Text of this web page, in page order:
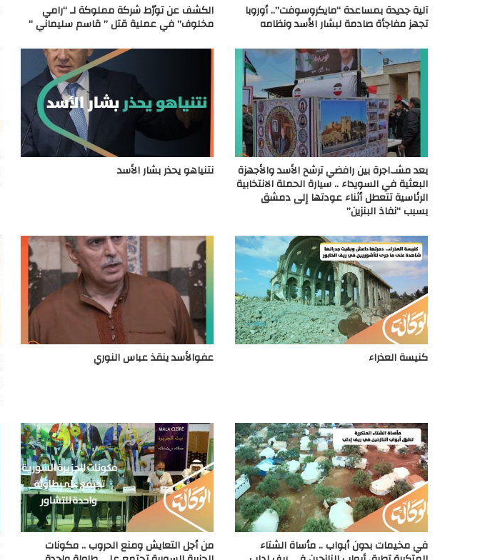
آلية جديدة بمساعدة “مايكروسوفت”.. أوروبا
تجهز مفاجأة صادمة لبشار الأسد ونظامه
الكشف عن تورّط شركة مملوكة لـ “رامي
مخلوف” في عملية قتل ” قاسم سليماني “
بعد مشـ.اجرة بين رافضي ترشح الأسد والأجهزة
البعثية في السويداء .. سيارة الحملة الانتخابية
الرئاسية تتعطل أثناء عودتها إلى دمشق
بسبب “نفاذ البنزين”
نتنياهو يحذر بشار الأسد
كنيسة العذراء عفوالأسد ينقذ عباس النوري
في مخيمات بدون أبواب .. مأساة الشتاء من أجل التعايش ومنع الحروب .. مكونات